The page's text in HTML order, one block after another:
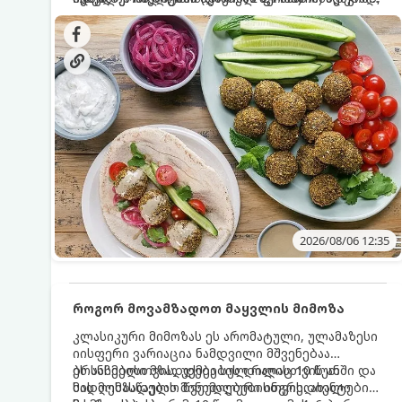
სალათებთან ერთად ან ტახინის (სესამის)
სოუსთან მირთმევისთვის.
იდეალურად შეინარჩუნოს და არ დაიშალოს.
დრო: 10–15 წუთი ულუფა: 20–24 ცალი ბურთულა
(4–6 პორცია)
2026/08/06 12:35
როგორ მოვამზადოთ მაყვლის მიმოზა
კლასიკური მიმოზას ეს არომატული, ულამაზესი
იისფერი ვარიაცია ნამდვილი მშვენებაა
ბრანჩებისთვის, უქმეების დილისთვის ან
სადღესასწაულო წვეულებებისთვის. ახალი
ეს სასმელი მზადდება სულ რაღაც 10 წუთში და
მის მომზადებას მინიმალური ინგრედიენტები